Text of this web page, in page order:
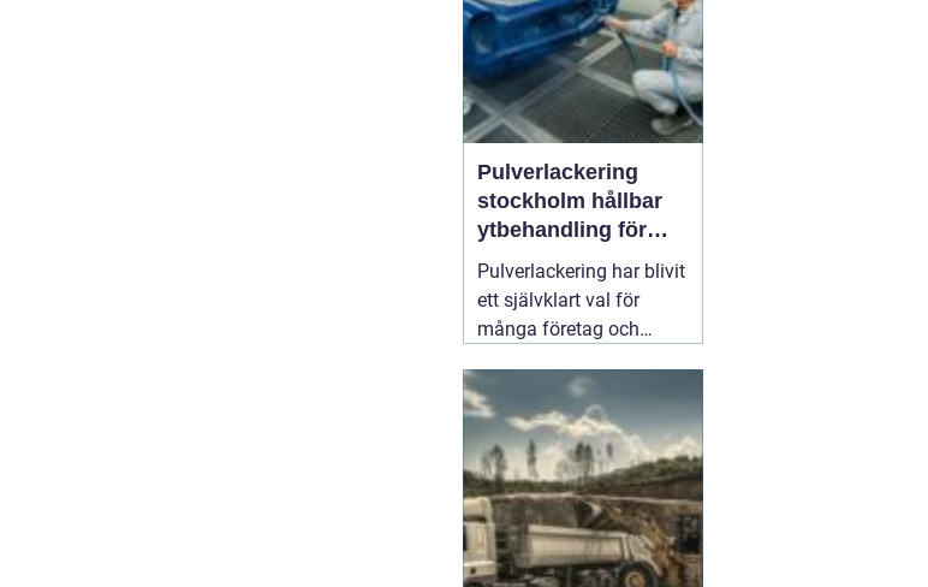
som
Pulverlackering
stockholm hållbar
ytbehandling för
industri och
privatpersoner
Pulverlackering har blivit
ett självklart val för
många företag och
kombinera lång
hållbarhet, snygg finish
och minskad
miljöpåverkan. I en stad
med hårt klimat, mycket
slitage och höga krav på
kvalitet01 augusti 2026